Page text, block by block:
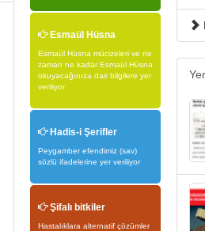
Esmaül Hüsna
Esmaül Hüsna mücizeleri ve ne
zaman ne kadar Esmaül Hüsna
okuyacağınıza dair bilgilere yer
veriliyor
Hadis-i Şerifler
Peygamber efendimiz (sav)
sözlü ifadelerine yer veriliyor
Şifalı bitkiler
Hastalıklara alternatif çözümler